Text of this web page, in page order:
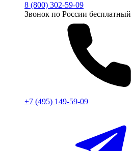
8 (800) 302-59-09
Звонок по России бесплатный
+7 (495) 149-59-09